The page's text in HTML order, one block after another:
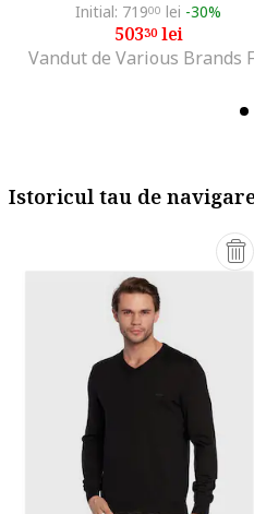
Initial: 71900 lei -30%
50330lei
Vandut de Various Brands
Istoricul tau de